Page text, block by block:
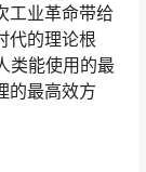
工业革命带给
代的理论根
类能使用的最
的最高效方